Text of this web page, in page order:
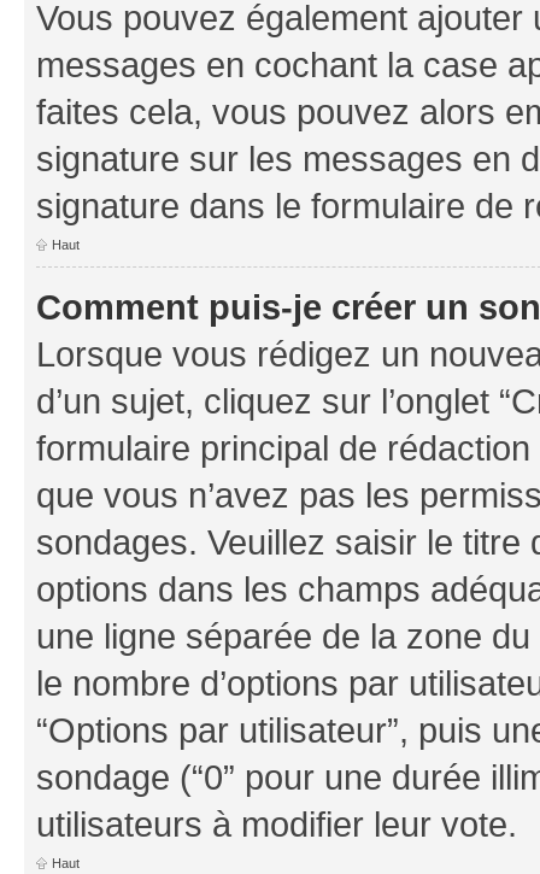
Vous pouvez également
messages en cochant la case
faites cela, vous pouvez alors
signature sur les messages en
signature dans le formulaire de
Haut
Comment puis-je créer un
Lorsque vous rédigez un
d’un sujet, cliquez sur l’onglet
formulaire principal de
que vous n’avez pas les
sondages. Veuillez saisir le
options dans les champs
une ligne séparée de la zone
le nombre d’options par
“Options par utilisateur”, puis
sondage (“0” pour une durée
utilisateurs à modifier leur vote.
Haut